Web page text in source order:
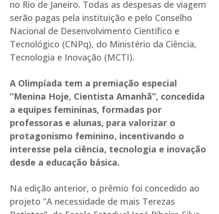
no Rio de Janeiro. Todas as despesas de viagem
serão pagas pela instituição e pelo Conselho
Nacional de Desenvolvimento Científico e
Tecnológico (CNPq), do Ministério da Ciência,
Tecnologia e Inovação (MCTI).
A Olimpíada tem a premiação especial
“Menina Hoje, Cientista Amanhã”, concedida
a equipes femininas, formadas por
professoras e alunas, para valorizar o
protagonismo feminino, incentivando o
interesse pela ciência, tecnologia e inovação
desde a educação básica.
Na edição anterior, o prêmio foi concedido ao
projeto “A necessidade de mais Terezas